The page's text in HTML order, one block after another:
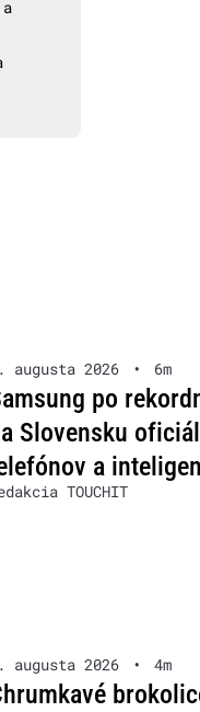
augusta 2026 • 6m
po
Slovensku
a
TOUCHIT
augusta 2026 • 4m